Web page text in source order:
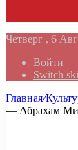
Четверг , 6
Войти
Switch
Главная/
— Абрахам